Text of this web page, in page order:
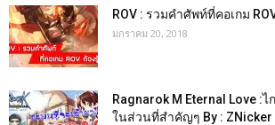
ROV : รวมคำศัพท์ที่คอเกม
มกราคม 20, 2018
Ragnarok M Eternal Love :
ในส่วนที่สำคัญๆ By : ZNicker